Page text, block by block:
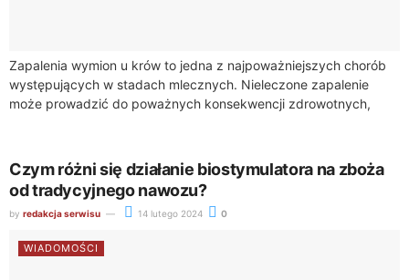
Zapalenia wymion u krów to jedna z najpoważniejszych chorób
występujących w stadach mlecznych. Nieleczone zapalenie
może prowadzić do poważnych konsekwencji zdrowotnych,
Czym różni się działanie biostymulatora na zboża
od tradycyjnego nawozu?
by redakcja serwisu 14 lutego 2024 0
WIADOMOŚCI